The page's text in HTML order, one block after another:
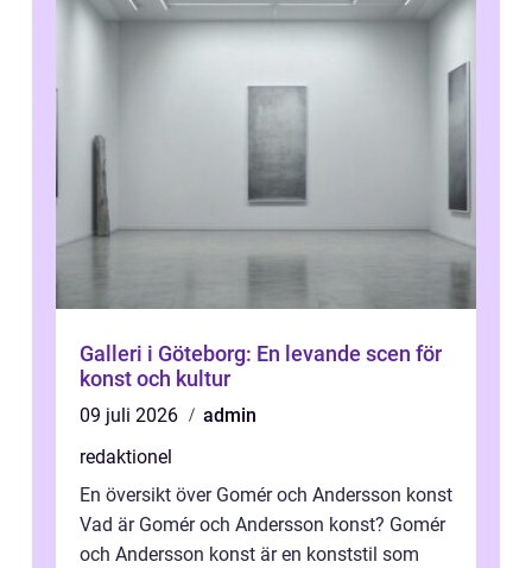
Galleri i Göteborg: En levande scen för
konst och kultur
09 juli 2026
admin
redaktionel
En översikt över Gomér och Andersson konst
Vad är Gomér och Andersson konst? Gomér
och Andersson konst är en konststil som